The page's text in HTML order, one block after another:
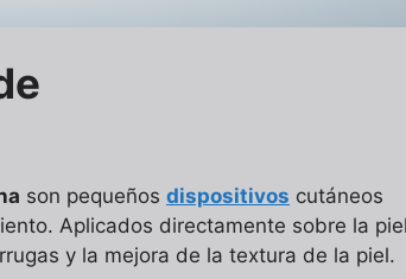
son pequeños dispositivos cutáneos
Aplicados directamente sobre la
y la mejora de la textura de la piel.